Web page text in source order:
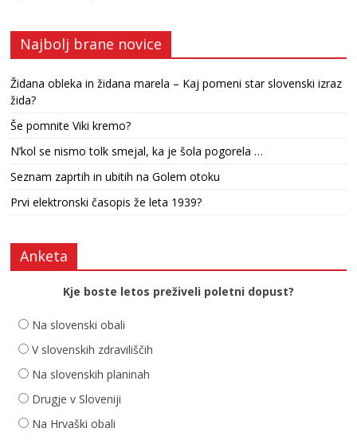
Najbolj brane novice
Židana obleka in židana marela – Kaj pomeni star slovenski izraz
žida?
Še pomnite Viki kremo?
N’kol se nismo tolk smejal, ka je šola pogorela …
Seznam zaprtih in ubitih na Golem otoku
Prvi elektronski časopis že leta 1939?
Anketa
Kje boste letos preživeli poletni dopust?
Na slovenski obali
V slovenskih zdraviliščih
Na slovenskih planinah
Drugje v Sloveniji
Na Hrvaški obali